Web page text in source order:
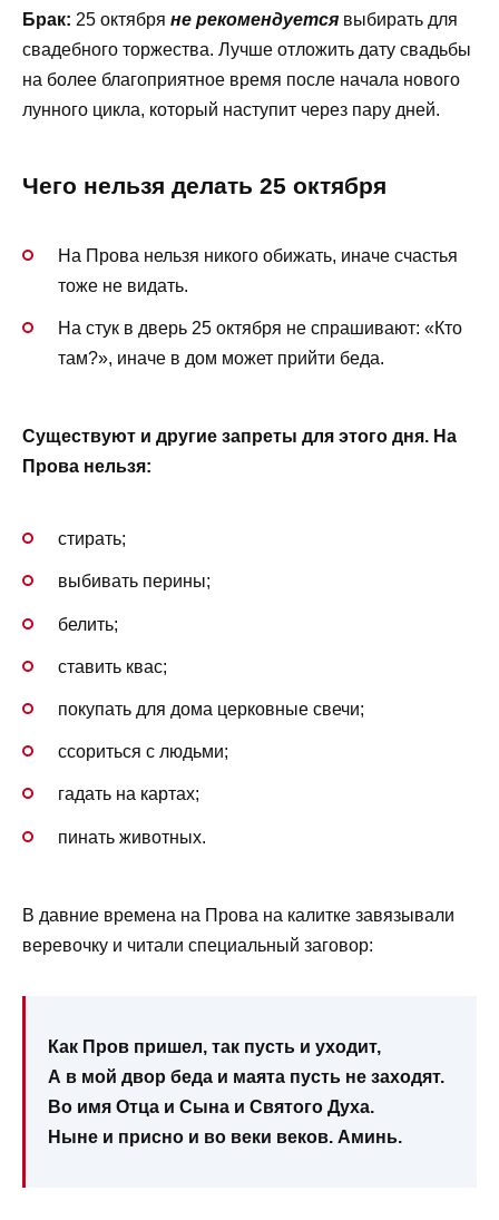
Брак: 25 октября не рекомендуется выбирать для
свадебного торжества. Лучше отложить дату свадьбы
на более благоприятное время после начала нового
лунного цикла, который наступит через пару дней.
Чего нельзя делать 25 октября
На Прова нельзя никого обижать, иначе счастья
тоже не видать.
На стук в дверь 25 октября не спрашивают: «Кто
там?», иначе в дом может прийти беда.
Существуют и другие запреты для этого дня. На
Прова нельзя:
стирать;
выбивать перины;
белить;
ставить квас;
покупать для дома церковные свечи;
ссориться с людьми;
гадать на картах;
пинать животных.
В давние времена на Прова на калитке завязывали
веревочку и читали специальный заговор:
Как Пров пришел, так пусть и уходит,
А в мой двор беда и маята пусть не заходят.
Во имя Отца и Сына и Святого Духа.
Ныне и присно и во веки веков. Аминь.